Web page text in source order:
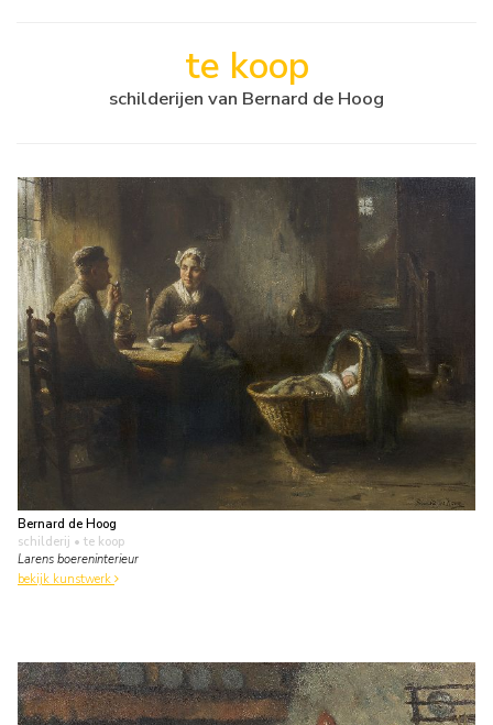
te koop
schilderijen van Bernard de Hoog
Bernard de Hoog
schilderij • te koop
Larens boereninterieur
bekijk kunstwerk